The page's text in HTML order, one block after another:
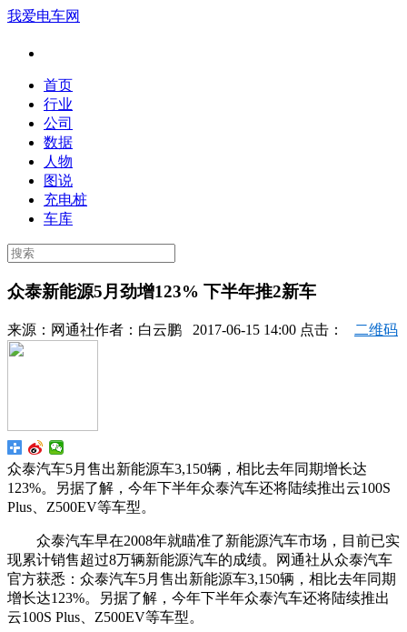
我爱电车网
首页
行业
公司
数据
人物
图说
充电桩
车库
众泰新能源5月劲增123% 下半年推2新车
来源： 网通社作者： 白云鹏 2017-06-15 14:00 点击： 二维码
众泰汽车5月售出新能源车3,150辆，相比去年同期增长达
123%。另据了解，今年下半年众泰汽车还将陆续推出云100S
Plus、Z500EV等车型。
众泰汽车早在2008年就瞄准了新能源汽车市场，目前已实
现累计销售超过8万辆新能源汽车的成绩。网通社从众泰汽车
官方获悉：众泰汽车5月售出新能源车3,150辆，相比去年同期
增长达123%。另据了解，今年下半年众泰汽车还将陆续推出
云100S Plus、Z500EV等车型。